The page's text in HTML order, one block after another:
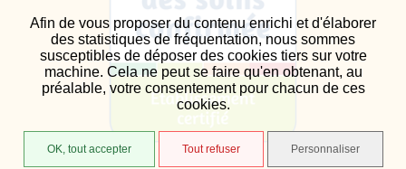
Afin de vous proposer du contenu enrichi et d'élaborer
des statistiques de fréquentation, nous sommes
susceptibles de déposer des cookies tiers sur votre
machine. Cela ne peut se faire qu'en obtenant, au
préalable, votre consentement pour chacun de ces
cookies.
OK, tout accepter Tout refuser Personnaliser